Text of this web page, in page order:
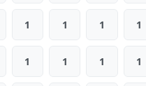
1 1 1 1
1 1 1 1